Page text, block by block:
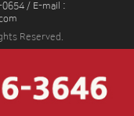
/ E-mail :
Reserved.